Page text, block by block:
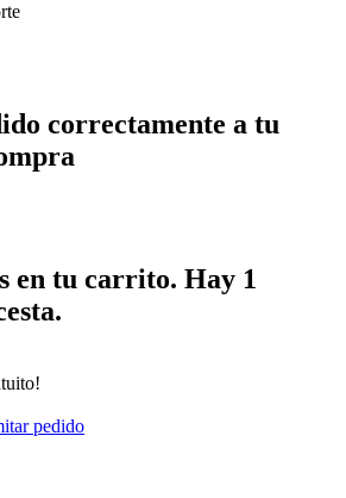
correctamente a tu
en tu carrito. Hay 1
pedido